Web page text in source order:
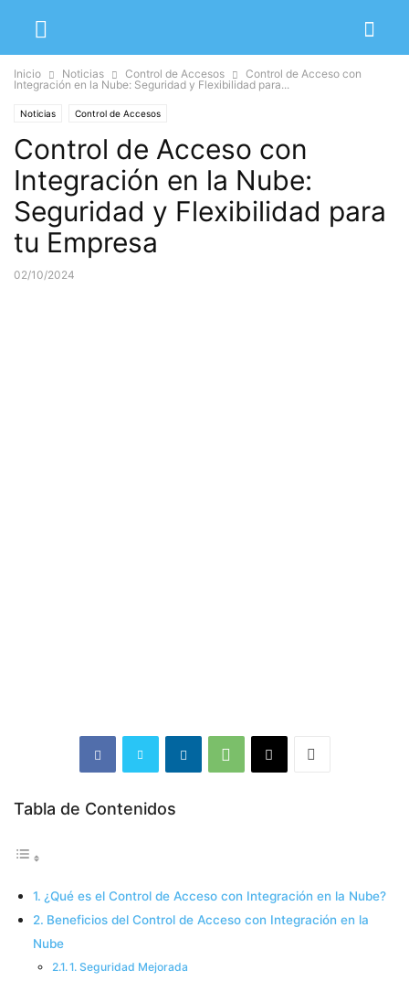
Inicio Noticias Control de Accesos
Control de Acceso con
Integración en la Nube: Seguridad y Flexibilidad para...
Noticias Control de Accesos
Control de Acceso con
Integración en la Nube:
Seguridad y Flexibilidad para
tu Empresa
02/10/2024
Tabla de Contenidos
¿Qué es el Control de Acceso con Integración en la Nube?
Beneficios del Control de Acceso con Integración en la
Nube
1. Seguridad Mejorada